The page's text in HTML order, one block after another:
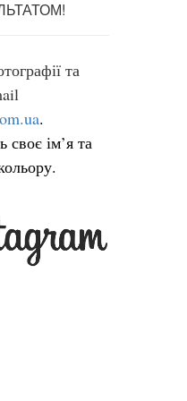
та
.
своє ім’я та